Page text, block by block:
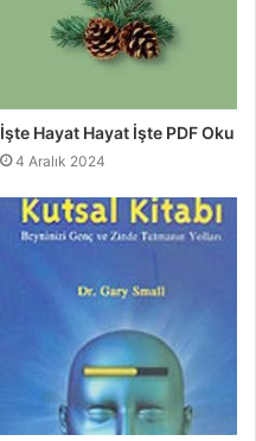
İşte Hayat Hayat İşte PDF Oku
4 Aralık 2024